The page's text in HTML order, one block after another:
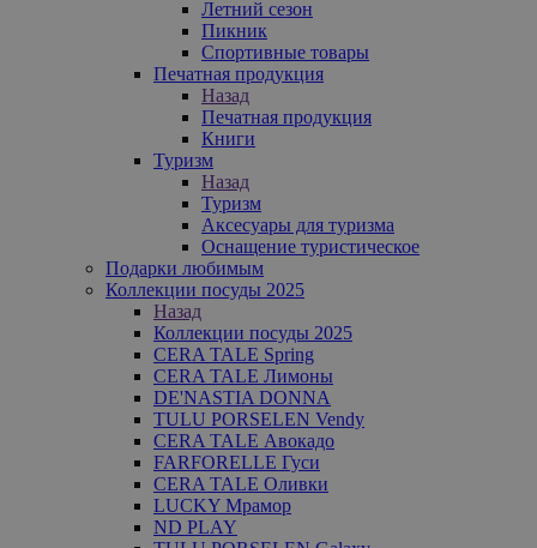
Летний сезон
Пикник
Спортивные товары
Печатная продукция
Назад
Печатная продукция
Книги
Туризм
Назад
Туризм
Аксесуары для туризма
Оснащение туристическое
Подарки любимым
Коллекции посуды 2025
Назад
Коллекции посуды 2025
CERA TALE Spring
CERA TALE Лимоны
DE'NASTIA DONNA
TULU PORSELEN Vendy
CERA TALE Авокадо
FARFORELLE Гуси
CERA TALE Оливки
LUCKY Мрамор
ND PLAY